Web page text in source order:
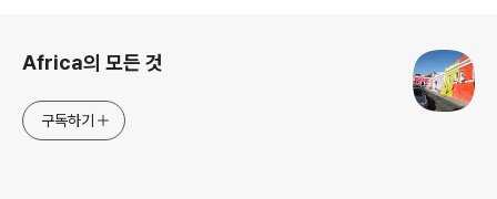
Africa의 모든 것
구독하기